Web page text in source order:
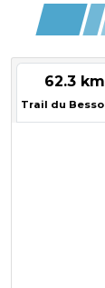
62.3 km
Trail du Besso